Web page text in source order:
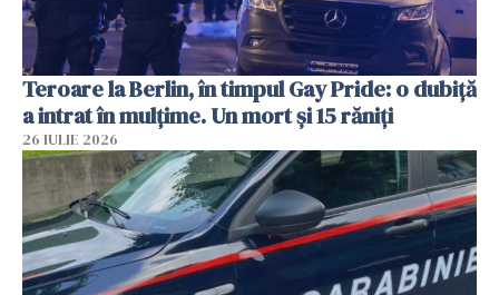
Teroare la Berlin, în timpul Gay Pride: o dubiță
a intrat în mulțime. Un mort și 15 răniți
26 IULIE 2026